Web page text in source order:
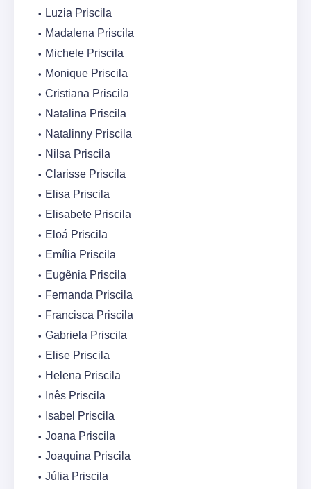
Luzia Priscila
Madalena Priscila
Michele Priscila
Monique Priscila
Cristiana Priscila
Natalina Priscila
Natalinny Priscila
Nilsa Priscila
Clarisse Priscila
Elisa Priscila
Elisabete Priscila
Eloá Priscila
Emília Priscila
Eugênia Priscila
Fernanda Priscila
Francisca Priscila
Gabriela Priscila
Elise Priscila
Helena Priscila
Inês Priscila
Isabel Priscila
Joana Priscila
Joaquina Priscila
Júlia Priscila